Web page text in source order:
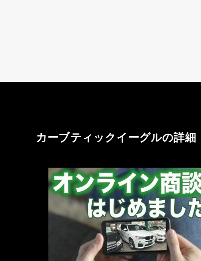
カーブティックイーグルの詳細